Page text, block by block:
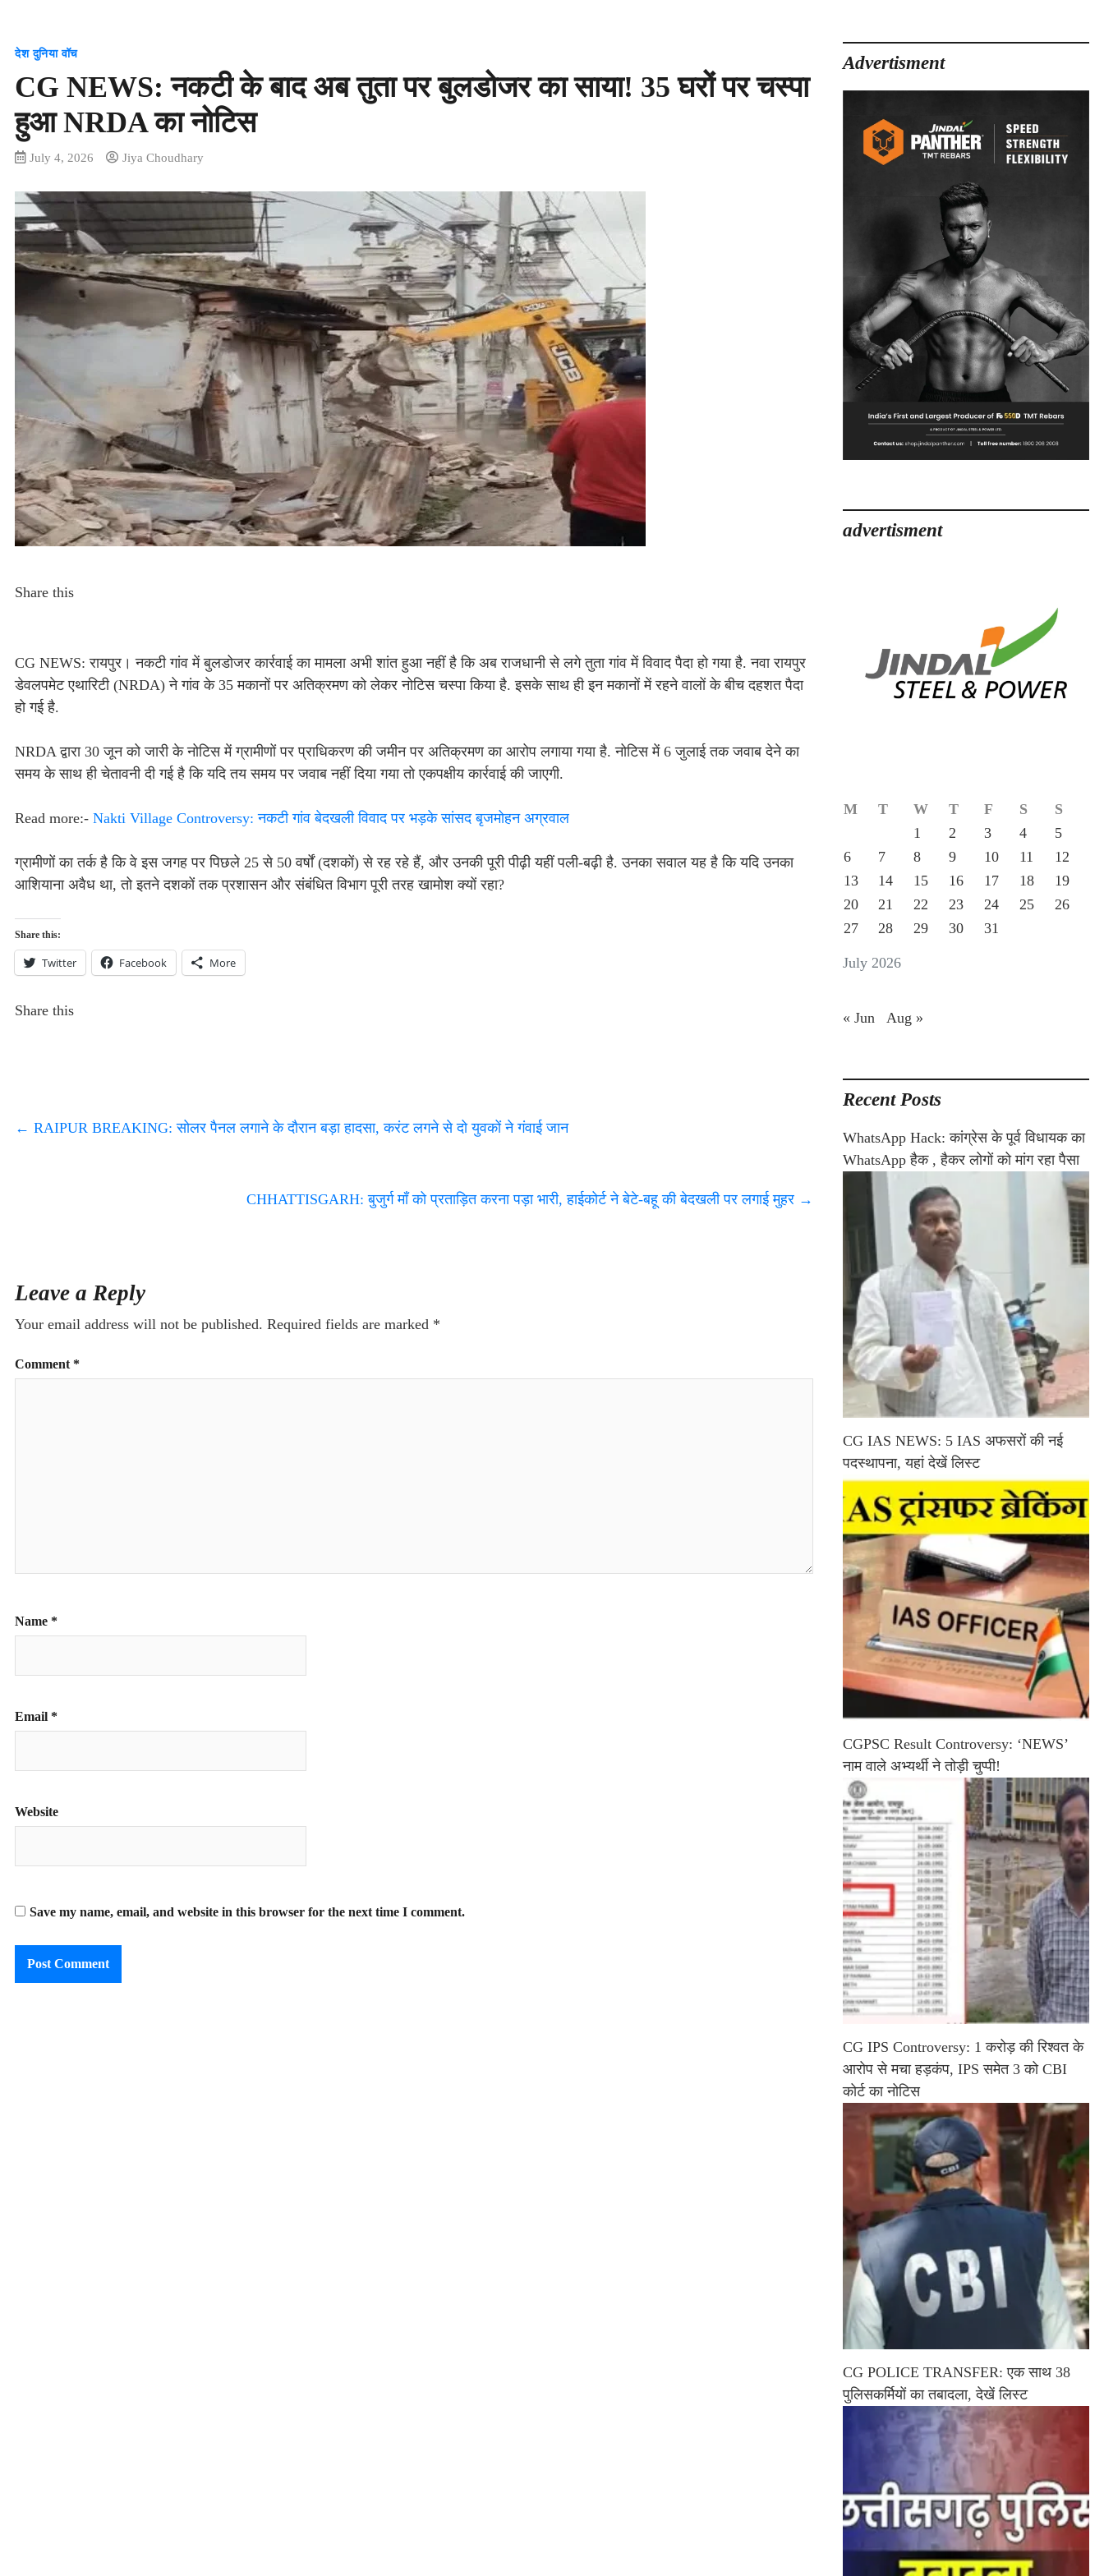
देश दुनिया वॉच
CG NEWS: नकटी के बाद अब तुता पर बुलडोजर का साया! 35 घरों पर चस्पा
हुआ NRDA का नोटिस
July 4, 2026 Jiya Choudhary
Share this
CG NEWS: रायपुर। नकटी गांव में बुलडोजर कार्रवाई का मामला अभी शांत हुआ नहीं है कि अब राजधानी से लगे तुता गांव में विवाद पैदा हो गया है. नवा रायपुर
डेवलपमेट एथारिटी (NRDA) ने गांव के 35 मकानों पर अतिक्रमण को लेकर नोटिस चस्पा किया है. इसके साथ ही इन मकानों में रहने वालों के बीच दहशत पैदा
हो गई है.
NRDA द्वारा 30 जून को जारी के नोटिस में ग्रामीणों पर प्राधिकरण की जमीन पर अतिक्रमण का आरोप लगाया गया है. नोटिस में 6 जुलाई तक जवाब देने का
समय के साथ ही चेतावनी दी गई है कि यदि तय समय पर जवाब नहीं दिया गया तो एकपक्षीय कार्रवाई की जाएगी.
Read more:- Nakti Village Controversy: नकटी गांव बेदखली विवाद पर भड़के सांसद बृजमोहन अग्रवाल
ग्रामीणों का तर्क है कि वे इस जगह पर पिछले 25 से 50 वर्षों (दशकों) से रह रहे हैं, और उनकी पूरी पीढ़ी यहीं पली-बढ़ी है. उनका सवाल यह है कि यदि उनका
आशियाना अवैध था, तो इतने दशकों तक प्रशासन और संबंधित विभाग पूरी तरह खामोश क्यों रहा?
Share this:
Twitter Facebook More
Share this
← RAIPUR BREAKING: सोलर पैनल लगाने के दौरान बड़ा हादसा, करंट लगने से दो युवकों ने गंवाई जान
CHHATTISGARH: बुजुर्ग माँ को प्रताड़ित करना पड़ा भारी, हाईकोर्ट ने बेटे-बहू की बेदखली पर लगाई मुहर →
Leave a Reply
Your email address will not be published. Required fields are marked *
Comment *
Name *
Email *
Website
Save my name, email, and website in this browser for the next time I comment.
Advertisment
advertisment
July 2026
M T W T F S
S
1
2 3 4
5
6
7 8 9 10 11
12
13
14 15 16 17 18
19
20
21 22 23 24 25
26
27
28 29 30 31
« Jun Aug »
Recent Posts
WhatsApp Hack: कांग्रेस के पूर्व विधायक का
WhatsApp हैक , हैकर लोगों को मांग रहा पैसा
CG IAS NEWS: 5 IAS अफसरों की नई
पदस्थापना, यहां देखें लिस्ट
CGPSC Result Controversy: ‘NEWS’
नाम वाले अभ्यर्थी ने तोड़ी चुप्पी!
CG IPS Controversy: 1 करोड़ की रिश्वत के
आरोप से मचा हड़कंप, IPS समेत 3 को CBI
कोर्ट का नोटिस
CG POLICE TRANSFER: एक साथ 38
पुलिसकर्मियों का तबादला, देखें लिस्ट